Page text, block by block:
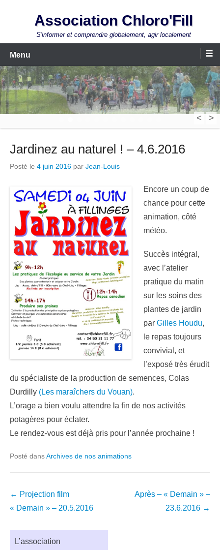
Association Chloro'Fill
S'informer et comprendre globalement, agir localement
Menu
< >
Jardinez au naturel ! – 4.6.2016
Posté le 4 juin 2016 par Jean-Louis
Encore un coup de
chance pour cette
animation, côté
météo.
Succès intégral,
avec l’atelier
pratique du matin
sur les soins des
plantes de jardin
par Gilles Houdu,
le repas toujours
convivial, et
l’exposé très érudit
du spécialiste de la production de semences, Colas
Durdilly (Les maraîchers du Vouan).
L’orage a bien voulu attendre la fin de nos activités
potagères pour éclater.
Le rendez-vous est déjà pris pour l’année prochaine !
Posté dansArchives de nos animations
Navigation
dans
← Projection film
« Demain » – 20.5.2016
Après – « Demain » –
23.6.2016 →
L’association